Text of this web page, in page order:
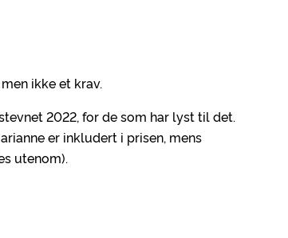
ikke et krav.
2022, for de som har lyst til det.
er inkludert i prisen, mens
utenom).